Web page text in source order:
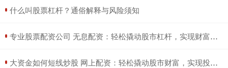
​什么叫股票杠杆？通俗解释与风险须知
​专业股票配资公司 无息配资：轻松撬动股市杠杆，实现财富增值
​大资金如何短线炒股 网上配资：轻松撬动股市财富，实现投资梦想